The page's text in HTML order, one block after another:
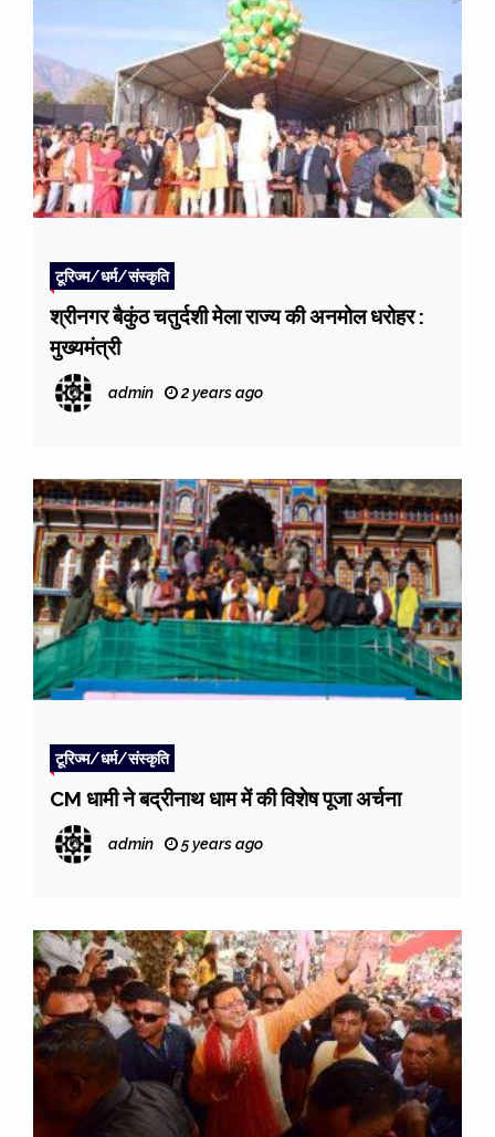
टूरिज्म/धर्म/संस्कृति
श्रीनगर बैकुंठ चतुर्दशी मेला राज्य की अनमोल धरोहर :
मुख्यमंत्री
admin 2 years ago
टूरिज्म/धर्म/संस्कृति
CM धामी ने बद्रीनाथ धाम में की विशेष पूजा अर्चना
admin 5 years ago